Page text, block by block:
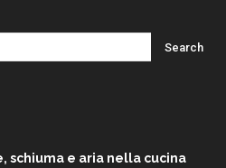
schiuma e aria nella cucina